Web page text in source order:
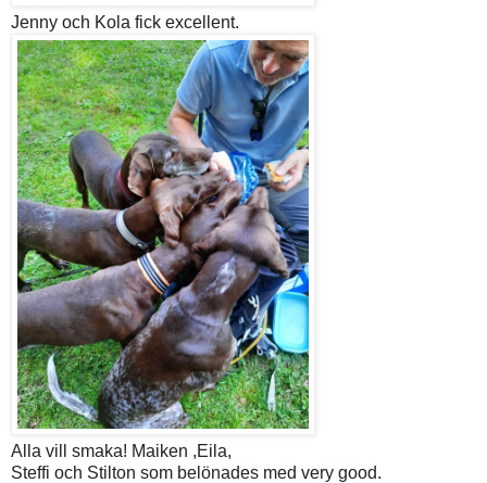
Jenny och Kola fick excellent.
Alla vill smaka! Maiken ,Eila,
Steffi och Stilton som belönades med very good.